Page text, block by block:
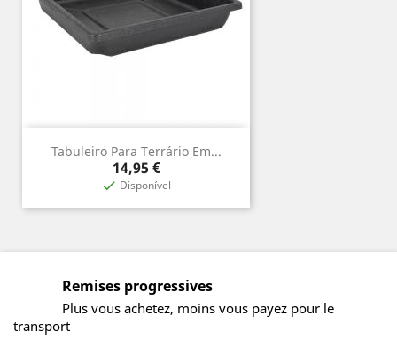
Tabuleiro Para Terrário Em...
Prix
14,95 €
 Disponível
Remises progressives
Plus vous achetez, moins vous payez pour le
transport